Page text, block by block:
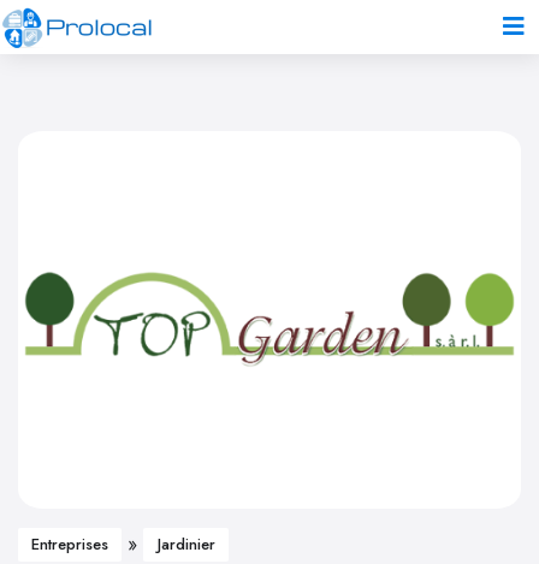
Entreprises » Jardinier